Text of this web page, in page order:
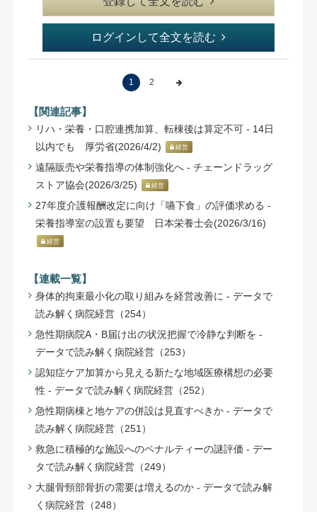
ログインして全文を読む
1 2
【関連記事】
リハ・栄養・口腔連携加算、転棟後は算定不可 - 14日
以内でも 厚労省(2026/4/2)
経営
遠隔販売や栄養指導の体制強化へ - チェーンドラッグ
ストア協会(2026/3/25)
経営
27年度介護報酬改定に向け「嚥下食」の評価求める -
栄養指導室の設置も要望 日本栄養士会(2026/3/16)
経営
【連載一覧】
身体的拘束最小化の取り組みを経営改善に - データで
読み解く病院経営（254）
急性期病院A・B届け出の状況把握で冷静な判断を -
データで読み解く病院経営（253）
認知症ケア加算から見える新たな地域医療構想の必要
性 - データで読み解く病院経営（252）
急性期病棟と地ケアの併設は見直すべきか - データで
読み解く病院経営（251）
救急に積極的な施設へのペナルティーの謎評価 - デー
タで読み解く病院経営（249）
大腿骨頸部骨折の需要は増えるのか - データで読み解
く病院経営（248）